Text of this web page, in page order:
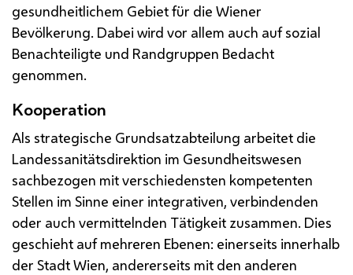
gesundheitlichem Gebiet für die Wiener
Bevölkerung. Dabei wird vor allem auch auf sozial
Benachteiligte und Randgruppen Bedacht
genommen.
Kooperation
Als strategische Grundsatzabteilung arbeitet die
Landessanitätsdirektion im Gesundheitswesen
sachbezogen mit verschiedensten kompetenten
Stellen im Sinne einer integrativen, verbindenden
oder auch vermittelnden Tätigkeit zusammen. Dies
geschieht auf mehreren Ebenen: einerseits innerhalb
der Stadt Wien, andererseits mit den anderen